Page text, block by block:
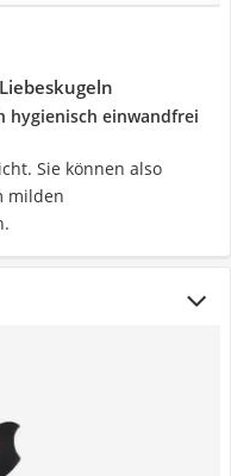
hygienisch einwandfrei
Sie können also
milden